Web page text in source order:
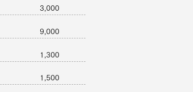
3,000
9,000
1,300
1,500